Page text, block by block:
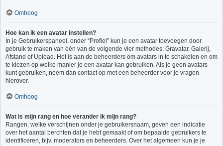
Omhoog
Hoe kan ik een avatar instellen?
In je Gebruikerspaneel, onder “Profiel” kun je een avatar toevoegen door
gebruik te maken van één van de volgende vier methodes: Gravatar, Galerij,
Afstand of Upload. Het is aan de beheerders om avatars in te schakelen en om
te kiezen op welke manier je een avatar kan gebruiken. Als je geen avatars
kunt gebruiken, neem dan contact op met een beheerder voor je vragen
hierover.
Omhoog
Wat is mijn rang en hoe verander ik mijn rang?
Rangen, welke verschijnen onder je gebruikersnaam, geven een indicatie
over het aantal berchten dat je hebt gemaakt of om bepaalde gebruikers te
identificeren, bijv. moderators en beheerders. Over het algemeen kun je je